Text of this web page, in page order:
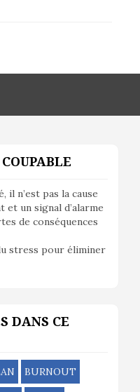
il n’est pas la cause
un signal d’alarme
de conséquences
stress pour éliminer
DANS CE
BURNOUT